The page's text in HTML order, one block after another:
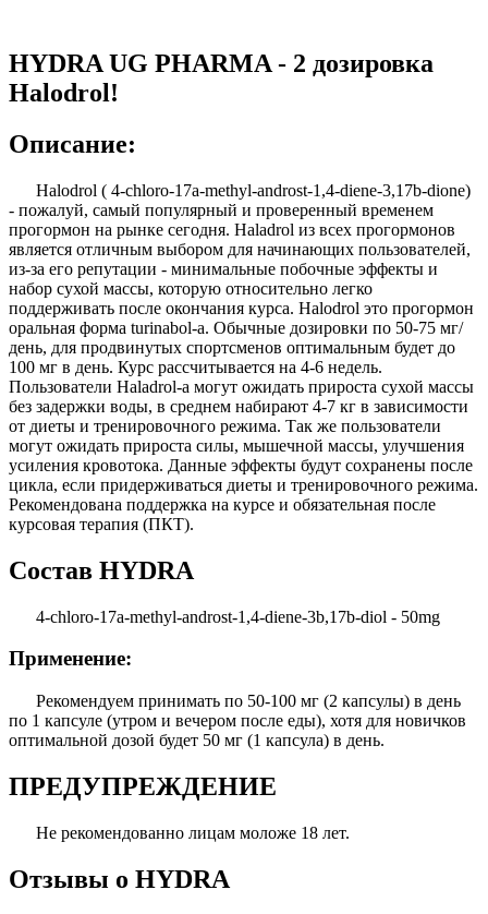
HYDRA UG PHARMA - 2 дозировка
Halodrol!
Описание:
Halodrol ( 4-chloro-17a-methyl-androst-1,4-diene-3,17b-dione)
- пожалуй, самый популярный и проверенный временем
прогормон на рынке сегодня. Haladrol из всех прогормонов
является отличным выбором для начинающих пользователей,
из-за его репутации - минимальные побочные эффекты и
набор сухой массы, которую относительно легко
поддерживать после окончания курса. Halodrol это прогормон
оральная форма turinabol-а. Обычные дозировки по 50-75 мг/
день, для продвинутых спортсменов оптимальным будет до
100 мг в день. Курс рассчитывается на 4-6 недель.
Пользователи Haladrol-а могут ожидать прироста сухой массы
без задержки воды, в среднем набирают 4-7 кг в зависимости
от диеты и тренировочного режима. Так же пользователи
могут ожидать прироста силы, мышечной массы, улучшения
усиления кровотока. Данные эффекты будут сохранены после
цикла, если придерживаться диеты и тренировочного режима.
Рекомендована поддержка на курсе и обязательная после
курсовая терапия (ПКТ).
Состав HYDRA
4-chloro-17a-methyl-androst-1,4-diene-3b,17b-diol - 50mg
Применение:
Рекомендуем принимать по 50-100 мг (2 капсулы) в день
по 1 капсуле (утром и вечером после еды), хотя для новичков
оптимальной дозой будет 50 мг (1 капсула) в день.
ПРЕДУПРЕЖДЕНИЕ
Не рекомендованно лицам моложе 18 лет.
Отзывы о HYDRA